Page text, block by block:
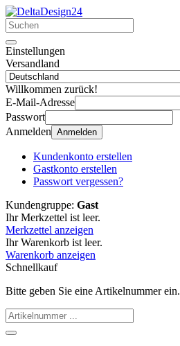
Einstellungen
Versandland
Willkommen zurück!
E-Mail-Adresse
Passwort
Anmelden Anmelden
Kundenkonto erstellen
Gastkonto erstellen
Passwort vergessen?
Kundengruppe: Gast
Ihr Merkzettel ist leer.
Merkzettel anzeigen
Ihr Warenkorb ist leer.
Warenkorb anzeigen
Schnellkauf
Bitte geben Sie eine Artikelnummer ein.